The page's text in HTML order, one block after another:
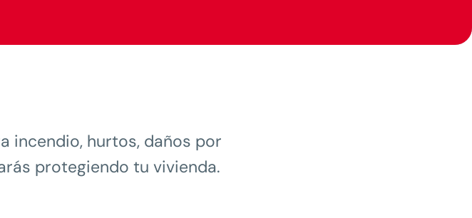
incendio, hurtos, daños por
protegiendo tu vivienda.